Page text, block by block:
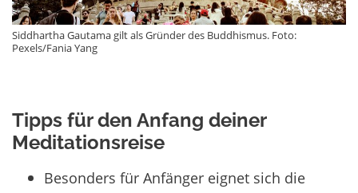
Siddhartha Gautama gilt als Gründer des Buddhismus. Foto:
Pexels/Fania Yang
Tipps für den Anfang deiner
Meditationsreise
Besonders für Anfänger eignet sich die